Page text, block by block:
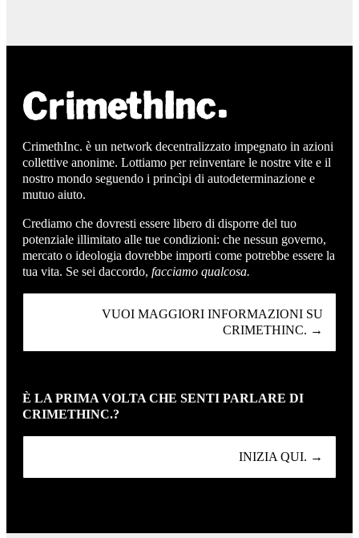
CrimethInc. è un network decentralizzato impegnato in azioni
collettive anonime. Lottiamo per reinventare le nostre vite e il
nostro mondo seguendo i princìpi di autodeterminazione e
mutuo aiuto.
Crediamo che dovresti essere libero di disporre del tuo
potenziale illimitato alle tue condizioni: che nessun governo,
mercato o ideologia dovrebbe importi come potrebbe essere la
tua vita. Se sei daccordo, facciamo qualcosa.
VUOI MAGGIORI INFORMAZIONI SU
CRIMETHINC. →
È LA PRIMA VOLTA CHE SENTI PARLARE DI
CRIMETHINC.?
INIZIA QUI. →